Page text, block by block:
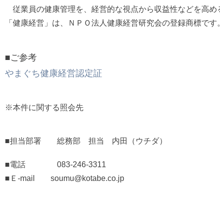
従業員の健康管理を、経営的な視点から収益性などを高
「健康経営」は、ＮＰＯ法人健康経営研究会の登録商標です
■ご参考
やまぐち健康経営認定証
※本件に関する照会先
■担当部署 総務部 担当 内田（ウチダ）
■電話 083-246-3311
■Ｅ-mail soumu@kotabe.co.jp